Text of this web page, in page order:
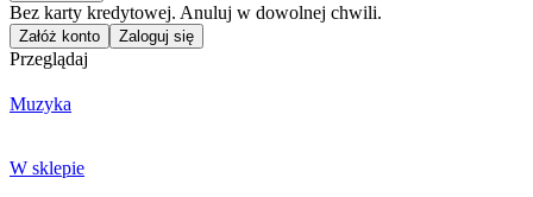
Bez karty kredytowej. Anuluj w dowolnej chwili.
Załóż konto Zaloguj się
Przeglądaj
Muzyka
W sklepie